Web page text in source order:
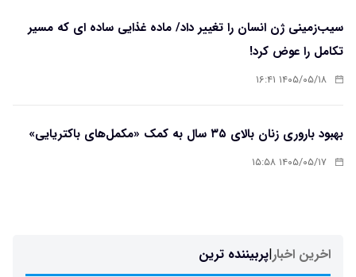
سیب‌زمینی ژن انسان را تغییر داد/ ماده غذایی ساده ای که مسیر
تکامل را عوض کرد!
۱۴۰۵/۰۵/۱۸ ۱۶:۴۱
بهبود باروری زنان بالای ۳۵ سال به کمک «مکمل‌های باکتریایی»
۱۴۰۵/۰۵/۱۷ ۱۵:۵۸
اخرین اخبار|پربیننده ترین